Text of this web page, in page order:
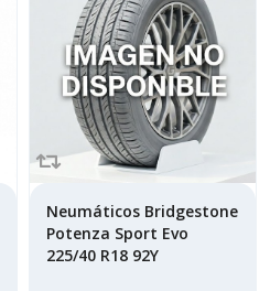
Neumáticos Bridgestone
Potenza Sport Evo
225/40 R18 92Y